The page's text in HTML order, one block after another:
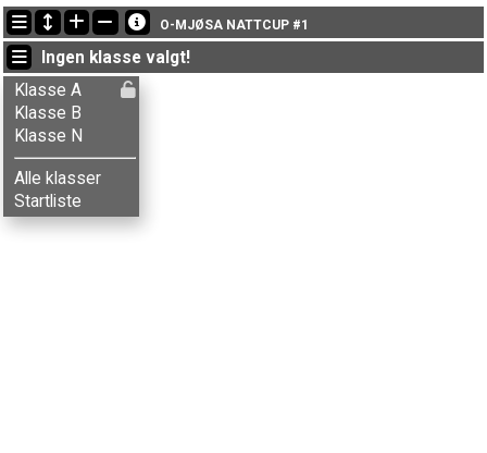
Siste oppdateringer
15:55:59: Ulyana Kuznetsova (Klasse N) kom i mål med tiden 16:47 (4)
15:55:28: Kira Kuznetsova (Klasse N
15:54:31: Tetiana Kuznetsova (Klasse N) kom i mål med tiden 17:12 (6)
O-MJØSA NATTCUP #1
Ingen klasse valgt!
Klasse A
Klasse B
Klasse N
Alle klasser
Startliste